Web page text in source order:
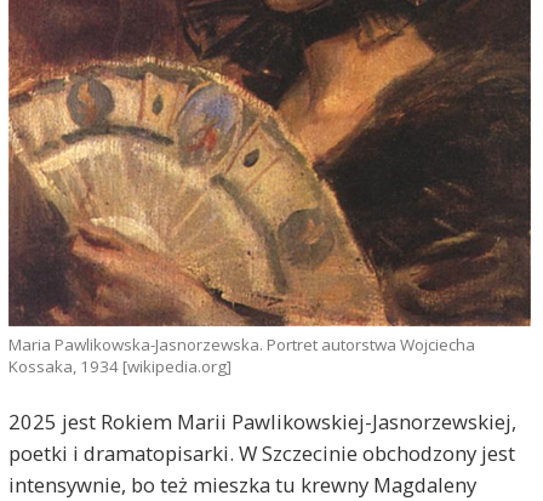
Maria Pawlikowska-Jasnorzewska. Portret autorstwa Wojciecha
Kossaka, 1934 [wikipedia.org]
2025 jest Rokiem Marii Pawlikowskiej-Jasnorzewskiej,
poetki i dramatopisarki. W Szczecinie obchodzony jest
intensywnie, bo też mieszka tu krewny Magdaleny